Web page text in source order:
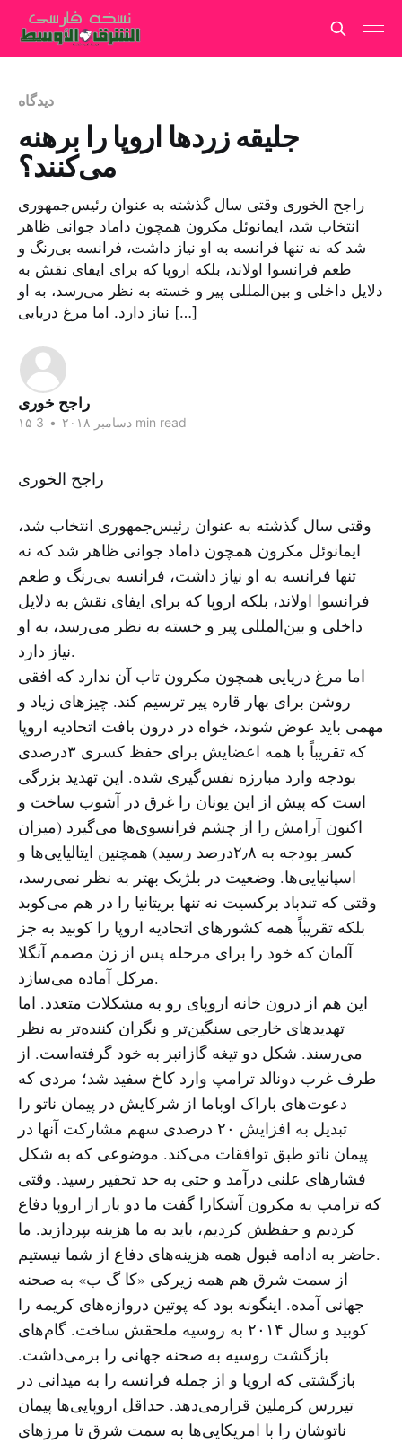
دیدگاه
جلیقه‌ زردها اروپا را برهنه
می‌کنند؟
راجح الخوری وقتی سال گذشته به عنوان رئیس‌جمهوری
انتخاب شد، ایمانوئل مکرون همچون داماد جوانی ظاهر
شد که نه تنها فرانسه به او نیاز داشت، فرانسه بی‌رنگ و
طعم فرانسوا اولاند، بلکه اروپا که برای ایفای نقش به
دلایل داخلی و بین‌المللی پیر و خسته به نظر می‌رسد، به او
نیاز دارد. اما مرغ دریایی […]
راجح خوری
۱۵ دسامبر ۲۰۱۸ • 3 min read
راجح الخوری
وقتی سال گذشته به عنوان رئیس‌جمهوری انتخاب شد،
ایمانوئل مکرون همچون داماد جوانی ظاهر شد که نه
تنها فرانسه به او نیاز داشت، فرانسه بی‌رنگ و طعم
فرانسوا اولاند، بلکه اروپا که برای ایفای نقش به دلایل
داخلی و بین‌المللی پیر و خسته به نظر می‌رسد، به او
نیاز دارد.
اما مرغ دریایی همچون مکرون تاب آن ندارد که افقی
روشن برای بهار قاره پیر ترسیم کند. چیزهای زیاد و
مهمی باید عوض شوند، خواه در درون بافت اتحادیه اروپا
که تقریباً با همه اعضایش برای حفظ کسری ۳درصدی
بودجه وارد مبارزه نفس‌گیری شده. این تهدید بزرگی
است که پیش از این یونان را غرق در آشوب ساخت و
اکنون آرامش را از چشم فرانسوی‌ها می‌گیرد (میزان
کسر بودجه به ۲٫۸درصد رسید) همچنین ایتالیایی‌ها و
اسپانیایی‌ها. وضعیت در بلژیک بهتر به نظر نمی‌رسد،
وقتی که تندباد برکسیت نه تنها بریتانیا را در هم می‌کوبد
بلکه تقریباً همه کشورهای اتحادیه اروپا را کوبید به جز
آلمان که خود را برای مرحله پس از زن مصمم آنگلا
مرکل آماده می‌سازد.
این هم از درون خانه اروپای رو به مشکلات متعدد. اما
تهدیدهای خارجی سنگین‌تر و نگران کننده‌تر به نظر
می‌رسند. شکل دو تیغه گازانبر به خود گرفته‌است. از
طرف غرب دونالد ترامپ وارد کاخ سفید شد؛ مردی که
دعوت‌های باراک اوباما از شرکایش در پیمان ناتو را
تبدیل به افزایش ۲۰ درصدی سهم مشارکت آنها در
پیمان ناتو طبق توافقات می‌کند. موضوعی که به شکل
فشارهای علنی درآمد و حتی به حد تحقیر رسید. وقتی
که ترامپ به مکرون آشکارا گفت ما دو بار از اروپا دفاع
کردیم و حفظش کردیم، باید به ما هزینه بپردازید. ما
حاضر به ادامه قبول همه هزینه‌های دفاع از شما نیستیم.
از سمت شرق هم همه زیرکی «کا گ ب» به صحنه
جهانی آمده. اینگونه بود که پوتین دروازه‌های کریمه را
کوبید و سال ۲۰۱۴ به روسیه ملحقش ساخت. گام‌های
بازگشت روسیه به صحنه جهانی را برمی‌داشت.
بازگشتی که اروپا و از جمله فرانسه را به میدانی در
تیررس کرملین قرارمی‌دهد. حداقل اروپایی‌ها پیمان
ناتوشان را با امریکایی‌ها به سمت شرق تا مرزهای